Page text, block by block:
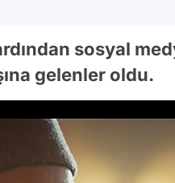
sosyal
gelenler oldu.